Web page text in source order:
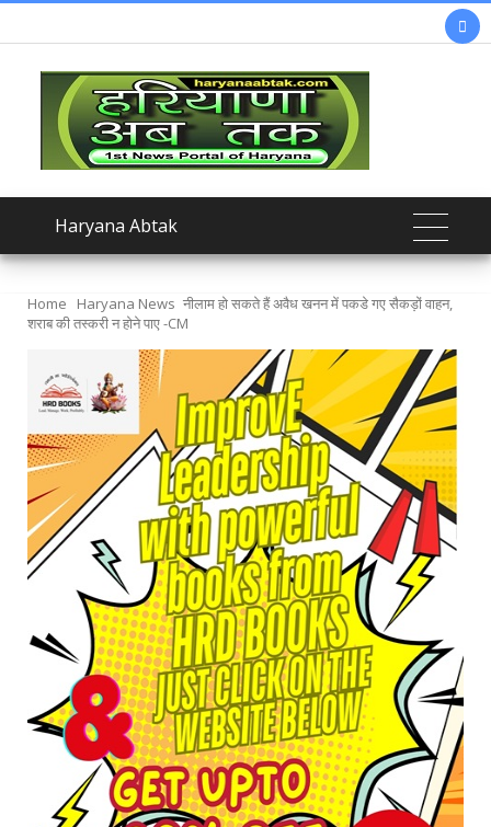

Haryana Abtak
Home Haryana News नीलाम हो सकते हैं अवैध खनन में पकडे गए सैकड़ों वाहन,
शराब की तस्करी न होने पाए -CM